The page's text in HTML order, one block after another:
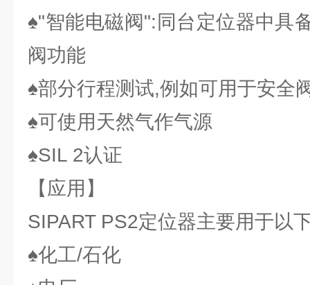
♠"智能电磁阀":同台定位器中具
阀功能
♠部分行程测试,例如可用于安全
♠可使用天然气作气源
♠SIL 2认证
【应用】
SIPART PS2定位器主要用于以
♠化工/石化